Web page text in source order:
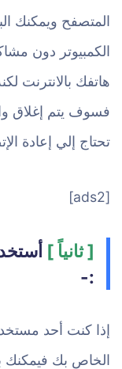
المتصفح ويمكنك
الكمبيوتر دون
هاتفك بالانترنت
فسوف يتم إغلاق
تحتاج إلي إعادة
[ads2]
[ ثانياً ]
:-
الخاص بك فيمكنك